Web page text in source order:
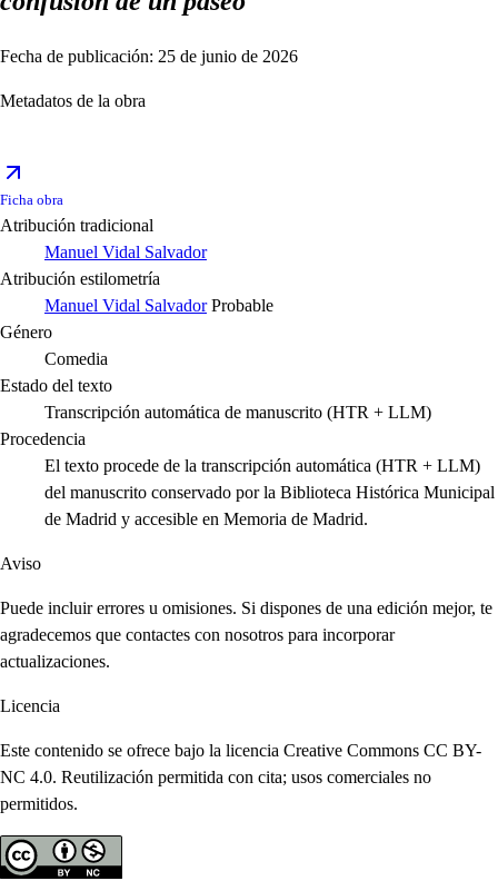
Fecha de publicación: 25 de junio de 2026
Metadatos de la obra
Ficha obra
Atribución tradicional
Manuel Vidal Salvador
Atribución estilometría
Manuel Vidal Salvador Probable
Género
Comedia
Estado del texto
Transcripción automática de manuscrito (HTR + LLM)
Procedencia
El texto procede de la transcripción automática (HTR + LLM)
del manuscrito conservado por la Biblioteca Histórica Municipal
de Madrid y accesible en Memoria de Madrid.
Aviso
Puede incluir errores u omisiones. Si dispones de una edición mejor, te
agradecemos que contactes con nosotros para incorporar
actualizaciones.
Licencia
Este contenido se ofrece bajo la licencia Creative Commons CC BY-
NC 4.0. Reutilización permitida con cita; usos comerciales no
permitidos.